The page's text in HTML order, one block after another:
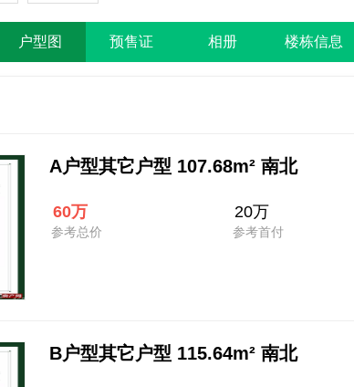
户型图 预售证 相册 楼栋信息
A户型其它户型 107.68m² 南北
60万
参考总价
20万
参考首付
B户型其它户型 115.64m² 南北